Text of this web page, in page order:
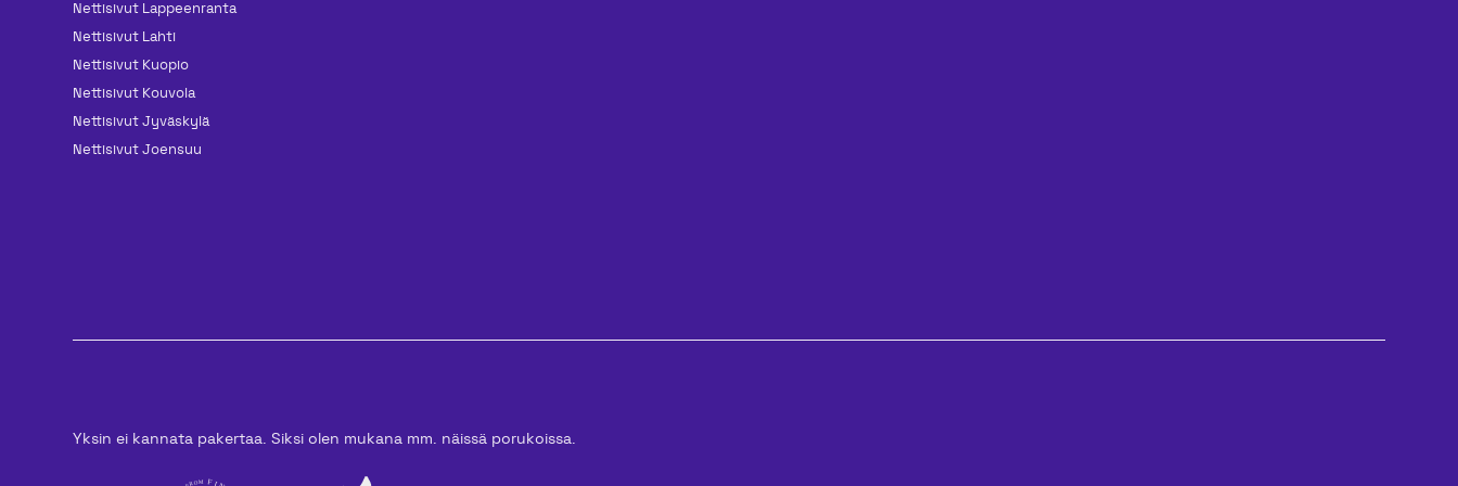
Nettisivut Lappeenranta
Nettisivut Lahti
Nettisivut Kuopio
Nettisivut Kouvola
Nettisivut Jyväskylä
Nettisivut Joensuu
Yksin ei kannata pakertaa. Siksi olen mukana mm. näissä porukoissa.